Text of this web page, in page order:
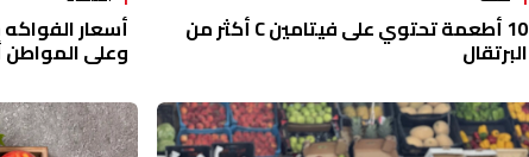
10 أطعمة تحتوي على فيتامين C أكثر من
البرتقال
أسعار
وعلى